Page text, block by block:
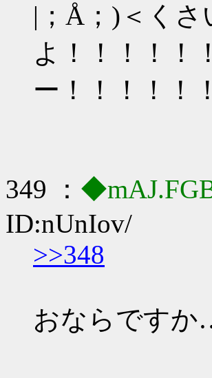
|；Å；)＜く
よ！！！！
ー！！！！！
349 ：
ID:nUnIov/
>>348
おならです